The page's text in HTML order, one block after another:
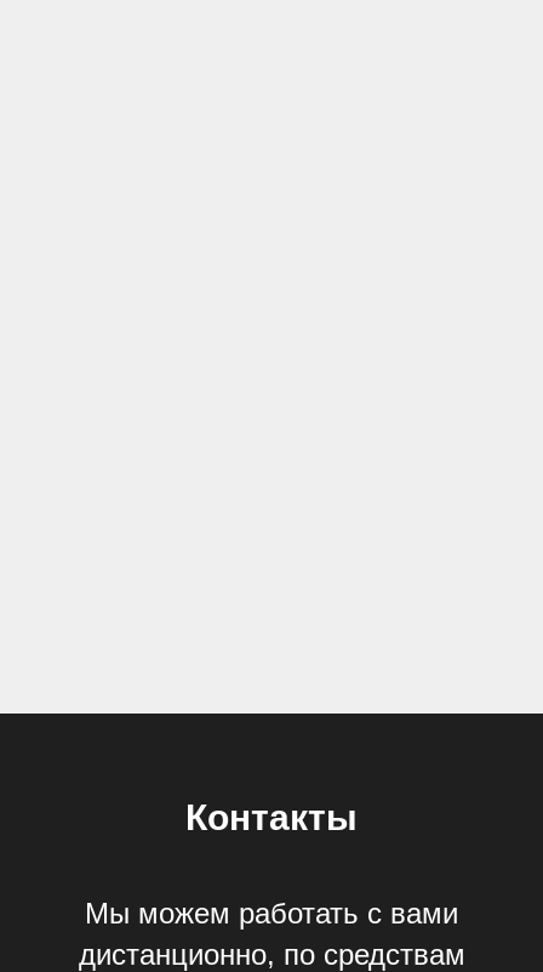
Контакты
Мы можем работать с вами
дистанционно, по средствам